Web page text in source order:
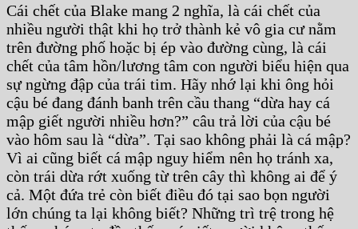
Cái chết của Blake mang 2 nghĩa, là cái chết của
nhiều người thật khi họ trở thành kẻ vô gia cư nằm
trên đường phố hoặc bị ép vào đường cùng, là cái
chết của tâm hồn/lương tâm con người biểu hiện qua
sự ngừng đập của trái tim. Hãy nhớ lại khi ông hỏi
cậu bé đang đánh banh trên cầu thang “dừa hay cá
mập giết người nhiều hơn?” câu trả lời của cậu bé
vào hôm sau là “dừa”. Tại sao không phải là cá mập?
Vì ai cũng biết cá mập nguy hiểm nên họ tránh xa,
còn trái dừa rớt xuống từ trên cây thì không ai để ý
cả. Một đứa trẻ còn biết điều đó tại sao bọn người
lớn chúng ta lại không biết? Những trì trệ trong hệ